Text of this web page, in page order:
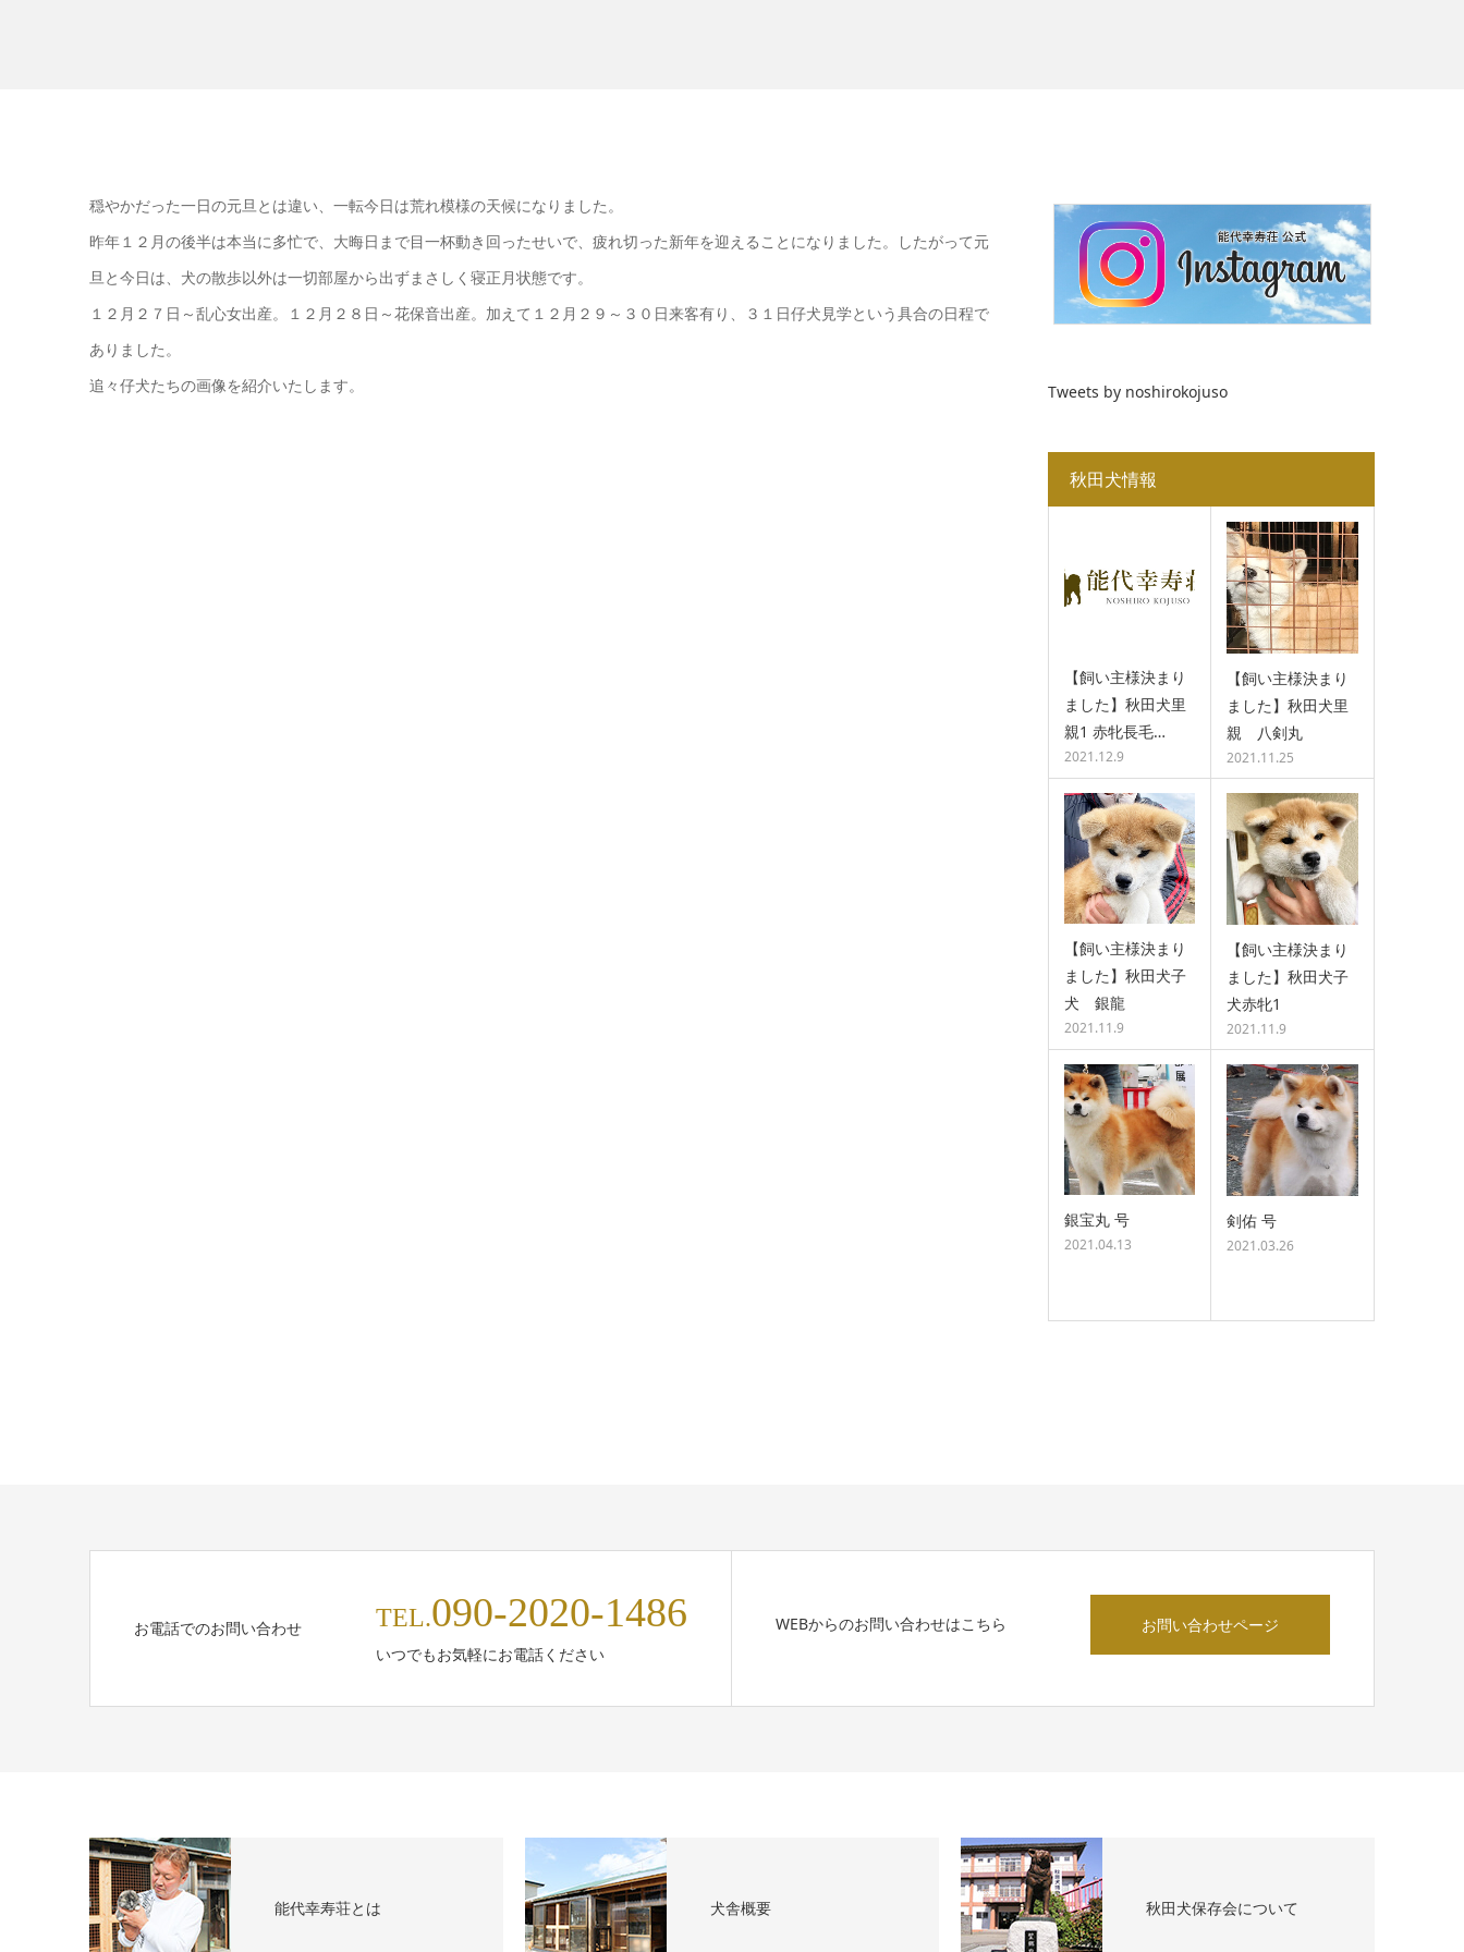
穏やかだった一日の元旦とは違い、一転今日は荒れ模様の天候になりました。
昨年１２月の後半は本当に多忙で、大晦日まで目一杯動き回ったせいで、疲れ切った新年を迎えることになりました。したがって元
旦と今日は、犬の散歩以外は一切部屋から出ずまさしく寝正月状態です。
１２月２７日～乱心女出産。１２月２８日～花保音出産。加えて１２月２９～３０日来客有り、３１日仔犬見学という具合の日程で
ありました。
追々仔犬たちの画像を紹介いたします。
Tweets by noshirokojuso
秋田犬情報
【飼い主様決まり
ました】秋田犬里
親1 赤牝長毛…
2021.12.9
【飼い主様決まり
ました】秋田犬里
親 八剣丸
2021.11.25
【飼い主様決まり
ました】秋田犬子
犬 銀龍
2021.11.9
【飼い主様決まり
ました】秋田犬子
犬赤牝1
2021.11.9
銀宝丸 号
2021.04.13
剣佑 号
2021.03.26
お電話でのお問い合わせ TEL.090-2020-1486
いつでもお気軽にお電話ください
WEBからのお問い合わせはこちら お問い合わせページ
能代幸寿荘とは 犬舎概要 秋田犬保存会について